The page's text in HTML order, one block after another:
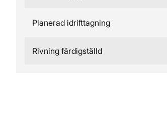
Planerad idrifttagning
Rivning färdigställd